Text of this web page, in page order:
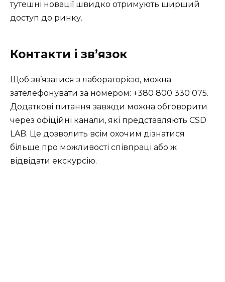
тутешні новації швидко отримують ширший
доступ до ринку.
Контакти і зв’язок
Щоб зв’язатися з лабораторією, можна
зателефонувати за номером: +380 800 330 075.
Додаткові питання завжди можна обговорити
через офіційні канали, які представляють CSD
LAB. Це дозволить всім охочим дізнатися
більше про можливості співпраці або ж
відвідати екскурсію.